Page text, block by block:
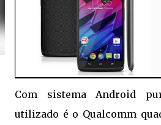
Com sistema Android
utilizado é o Qualcomm